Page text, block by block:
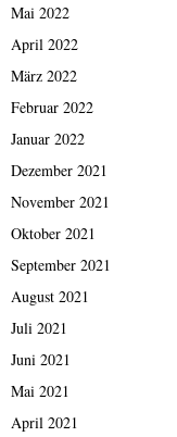
Mai 2022
April 2022
März 2022
Februar 2022
Januar 2022
Dezember 2021
November 2021
Oktober 2021
September 2021
August 2021
Juli 2021
Juni 2021
Mai 2021
April 2021